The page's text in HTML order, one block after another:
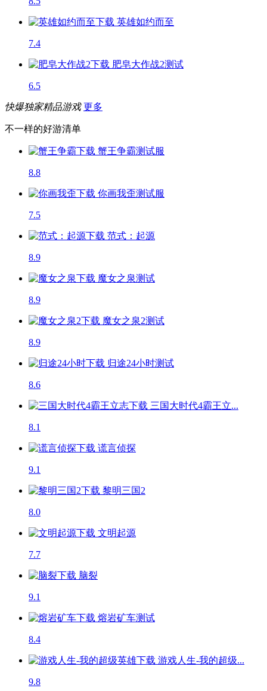
英雄如约而至
7.4
肥皂大作战2测试
6.5
快爆独家精品游戏 更多
不一样的好游清单
蟹王争霸测试服
8.8
你画我歪测试服
7.5
范式：起源
8.9
魔女之泉测试
8.9
魔女之泉2测试
8.9
归途24小时测试
8.6
三国大时代4霸王立...
8.1
谎言侦探
9.1
黎明三国2
8.0
文明起源
7.7
脑裂
9.1
熔岩矿车测试
8.4
游戏人生-我的超级...
9.8